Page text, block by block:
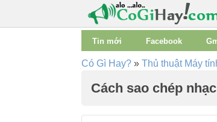
Tin mới Facebook
Có Gì Hay? » Thủ thuật Máy
Cách sao chép